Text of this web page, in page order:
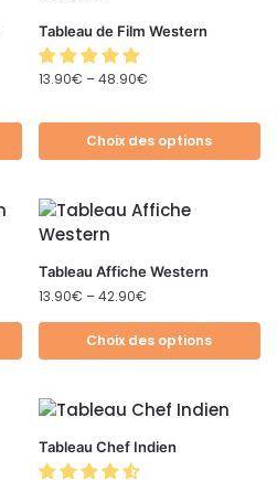
Tableau de Film Western
13.90€ –48.90€
Choix des options
Tableau Affiche Western
13.90€ –42.90€
Choix des options
Tableau Chef Indien